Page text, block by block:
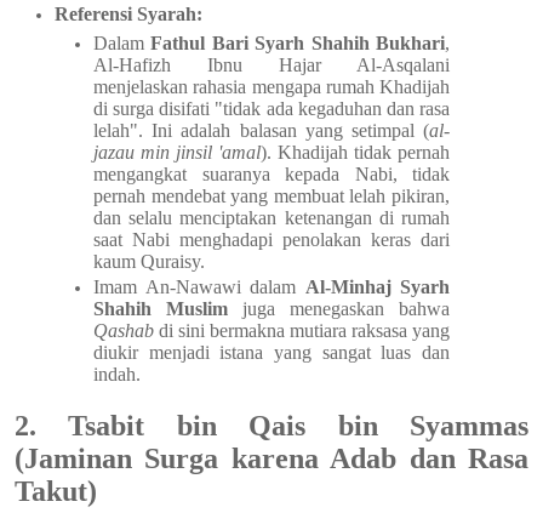
Referensi Syarah:
DalamFathul Bari Syarh Shahih Bukhari,
Al-Hafizh Ibnu Hajar Al-Asqalani
menjelaskan rahasia mengapa rumah Khadijah
di surga disifati "tidak ada kegaduhan dan rasa
lelah". Ini adalah balasan yang setimpal (al-
jazau min jinsil 'amal). Khadijah tidak pernah
mengangkat suaranya kepada Nabi, tidak
pernah mendebat yang membuat lelah pikiran,
dan selalu menciptakan ketenangan di rumah
saat Nabi menghadapi penolakan keras dari
kaum Quraisy.
Imam An-Nawawi dalam Al-Minhaj Syarh
Shahih Muslim juga menegaskan bahwa
Qashab di sini bermakna mutiara raksasa yang
diukir menjadi istana yang sangat luas dan
indah.
2. Tsabit bin Qais bin Syammas
(Jaminan Surga karena Adab dan Rasa
Takut)